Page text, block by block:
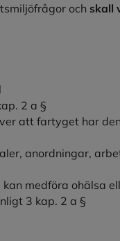
och skall
2 a §
att fartyget har
anordningar,
medföra ohälsa
3 kap. 2 a §